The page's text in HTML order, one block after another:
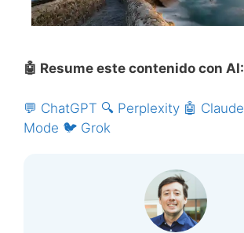
🤖 Resume este contenido con AI:
💬 ChatGPT 🔍 Perplexity 🤖 Claude
Mode 🐦 Grok